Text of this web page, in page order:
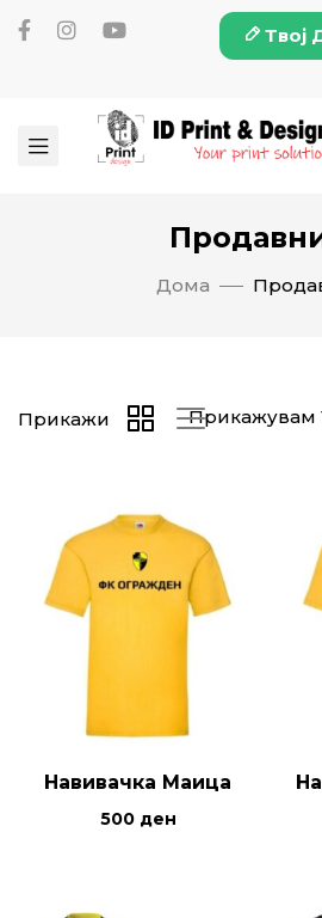
Твој
Дома
Прикажувам
Прикажи
Навивачка Маица
500 ден